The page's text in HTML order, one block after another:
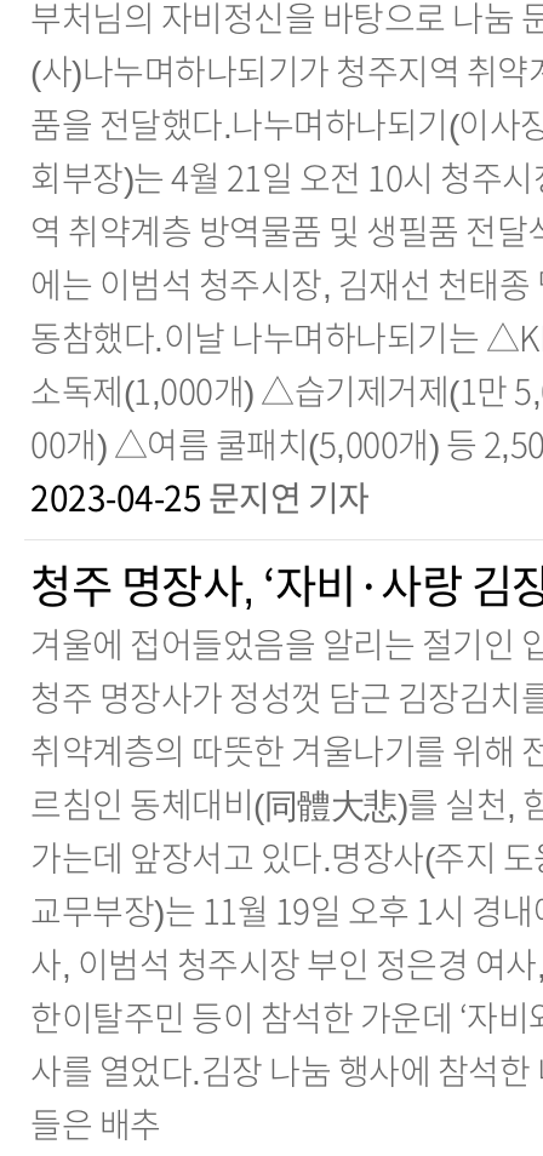
부처님의 자비정신을 바탕으로 나눔
(사)나누며하나되기가 청주지역 취약
품을 전달했다.나누며하나되기(이사
회부장)는 4월 21일 오전 10시 청주시
역 취약계층 방역물품 및 생필품 전달
에는 이범석 청주시장, 김재선 천태종
동참했다.이날 나누며하나되기는
소독제(1,000개) △습기제거제(1만
00개) △여름 쿨패치(5,000개) 등
2023-04-25 문지연 기자
청주 명장사, ‘자비·사랑 김
겨울에 접어들었음을 알리는 절기인
청주 명장사가 정성껏 담근 김장김치
취약계층의 따뜻한 겨울나기를 위해
르침인 동체대비(同體大悲)를 실천,
가는데 앞장서고 있다.명장사(주지
교무부장)는 11월 19일 오후 1시 경
사, 이범석 청주시장 부인 정은경 여
한이탈주민 등이 참석한 가운데 ‘자비
사를 열었다.김장 나눔 행사에 참석
들은 배추